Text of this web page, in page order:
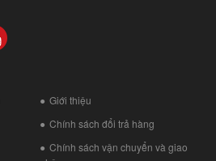
Giới thiệu
Chính sách đổi trả hàng
Chính sách vận chuyển và giao